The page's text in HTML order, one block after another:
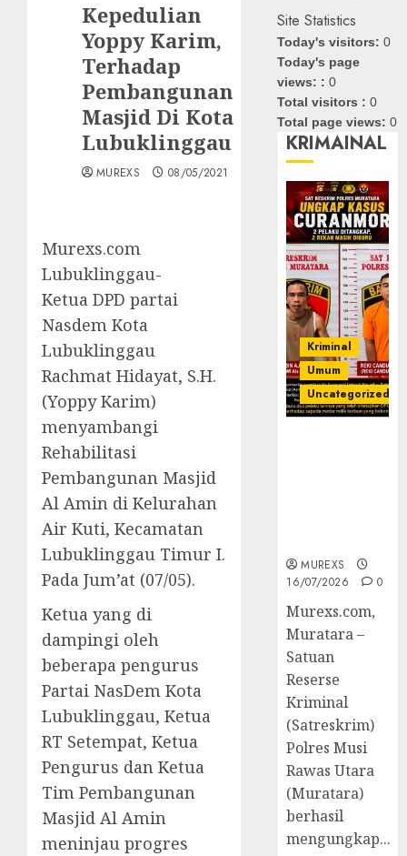
Kepedulian
Yoppy Karim,
Terhadap
Pembangunan
Masjid Di Kota
Lubuklinggau
MUREXS 08/05/2021
Murexs.com
Lubuklinggau-
Ketua DPD partai
Nasdem Kota
Lubuklinggau
Rachmat Hidayat, S.H.
(Yoppy Karim)
menyambangi
Rehabilitasi
Pembangunan Masjid
Al Amin di Kelurahan
Air Kuti, Kecamatan
Lubuklinggau Timur I.
Pada Jum’at (07/05).
Ketua yang di
dampingi oleh
beberapa pengurus
Partai NasDem Kota
Lubuklinggau, Ketua
RT Setempat, Ketua
Pengurus dan Ketua
Tim Pembangunan
Masjid Al Amin
meninjau progres
Site Statistics
Today's visitors:0
Today's page
views: :0
Total visitors :0
Total page views:0
KRIMAINAL
Kriminal
Umum
Uncategorized
MUREXS
16/07/2026
0
Murexs.com,
Muratara –
Satuan
Reserse
Kriminal
(Satreskrim)
Polres Musi
Rawas Utara
(Muratara)
berhasil
mengungkap...